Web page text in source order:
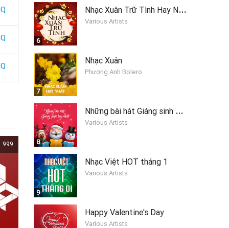
999
6
N
hạc Xuân Trữ Tình Hay Nhất
Various Artists
7
Nhạc Xuân
Phương Anh Bolero
8
N
hững bài hát Giáng sinh hay nhất 2019
Various Artists
9
Nhạc Việt HOT tháng 1
Various Artists
Happy Valentine's Day
Various Artists